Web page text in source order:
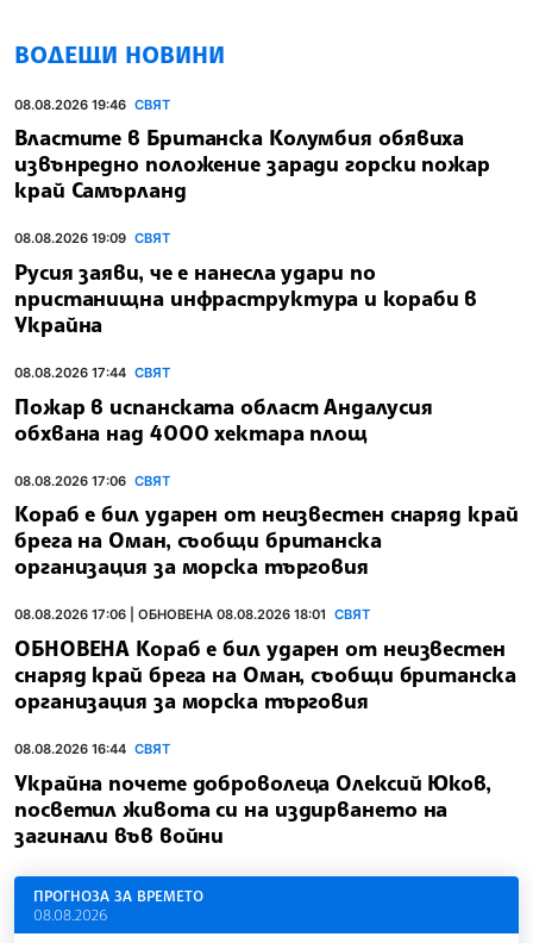
ВОДЕЩИ НОВИНИ
08.08.2026 19:46 СВЯТ
Властите в Британска Колумбия обявиха
извънредно положение заради горски пожар
край Самърланд
08.08.2026 19:09 СВЯТ
Русия заяви, че е нанесла удари по
пристанищна инфраструктура и кораби в
Украйна
08.08.2026 17:44 СВЯТ
Пожар в испанската област Андалусия
обхвана над 4000 хектара площ
08.08.2026 17:06 СВЯТ
Кораб е бил ударен от неизвестен снаряд край
брега на Оман, съобщи британска
организация за морска търговия
08.08.2026 17:06 | ОБНОВЕНА 08.08.2026 18:01 СВЯТ
ОБНОВЕНА Кораб е бил ударен от неизвестен
снаряд край брега на Оман, съобщи британска
организация за морска търговия
08.08.2026 16:44 СВЯТ
Украйна почете доброволеца Олексий Юков,
посветил живота си на издирването на
загинали във войни
ПРОГНОЗА ЗА ВРЕМЕТО
08.08.2026